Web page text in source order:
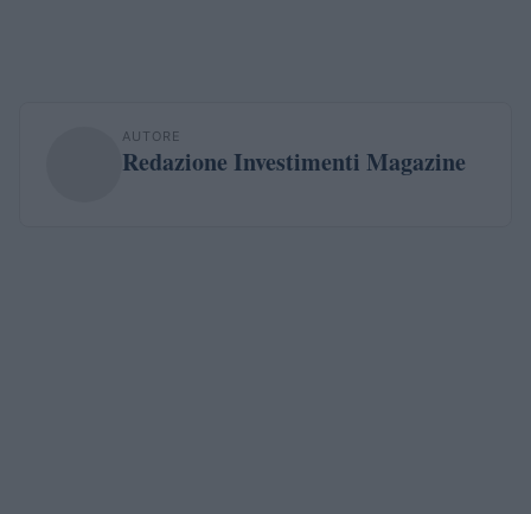
AUTORE
Redazione Investimenti Magazine